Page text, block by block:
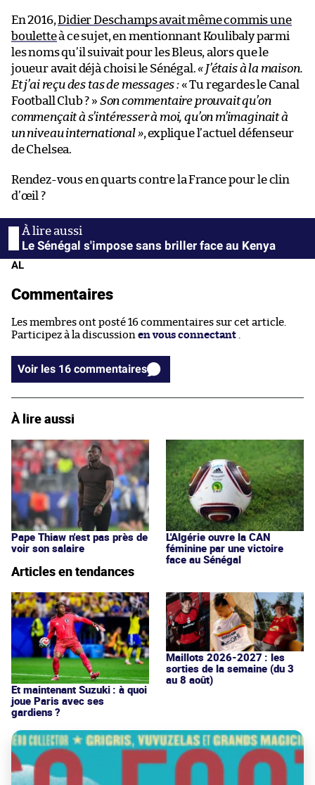
En 2016,Didier Deschamps avait même commis une
bouletteà ce sujet, en mentionnant Koulibaly parmi
les noms qu’il suivait pour les Bleus, alors que le
joueur avait déjà choisi le Sénégal.« J’étais à la maison.
Et j’ai reçu des tas de messages :« Tu regardes le Canal
Football Club ? » Son commentaire prouvait qu’on
commençait à s’intéresser à moi, qu’on m’imaginait à
un niveau international », explique l’actuel défenseur
de Chelsea.
Rendez-vous en quarts contre la France pour le clin
d’œil ?
Le Sénégal s'impose sans briller face au Kenya
AL
Commentaires
Les membres ont posté 16 commentaires sur cet article.
Participez à la discussion en vous connectant
Voir les 16 commentaires
À lire aussi
Pape Thiaw n'est pas près de
voir son salaire
L'Algérie ouvre la CAN
féminine par une victoire
face au Sénégal
Articles en tendances
Et maintenant Suzuki : à quoi
joue Paris avec ses
gardiens ?
Maillots 2026-2027 : les
sorties de la semaine (du 3
au 8 août)